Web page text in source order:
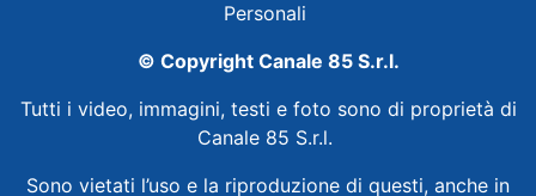
Personali
© Copyright Canale 85 S.r.l.
Tutti i video, immagini, testi e foto sono di proprietà di
Canale 85 S.r.l.
Sono vietati l’uso e la riproduzione di questi, anche in